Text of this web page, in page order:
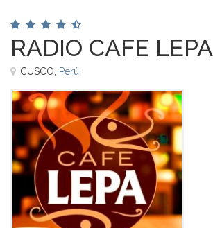
RADIO CAFE LEPA
CUSCO, Perú